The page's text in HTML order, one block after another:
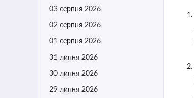
03 серпня 2026
02 серпня 2026
01 серпня 2026
31 липня 2026
30 липня 2026
29 липня 2026